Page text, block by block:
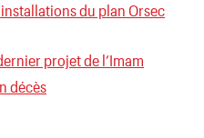
du plan Orsec
projet de l’Imam
décès